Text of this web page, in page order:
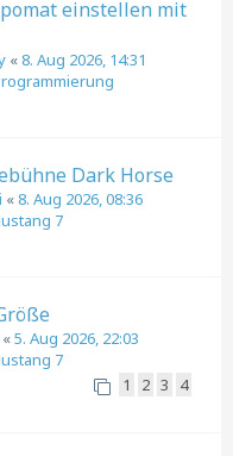
einstellen mit
«8. Aug 2026, 14:31
Dark Horse
«8. Aug 2026, 08:36
7
«5. Aug 2026, 22:03
7
1 2 3 4